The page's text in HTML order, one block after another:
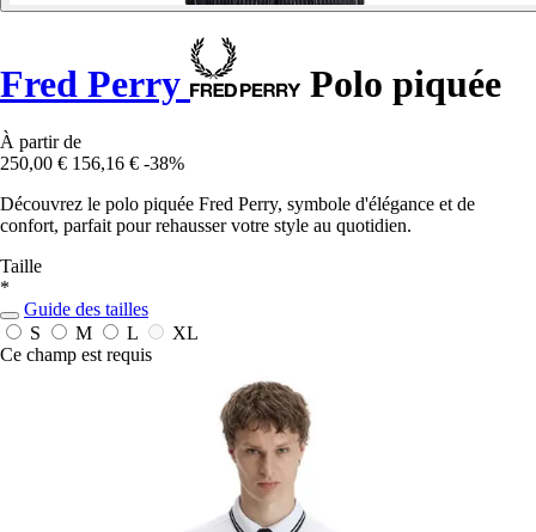
Fred Perry Polo piquée
À partir de
250,00 € 156,16 € -38%
Découvrez le polo piquée Fred Perry, symbole d'élégance et de
confort, parfait pour rehausser votre style au quotidien.
Taille
*
Guide des tailles
S
M L
XL
Ce champ est requis